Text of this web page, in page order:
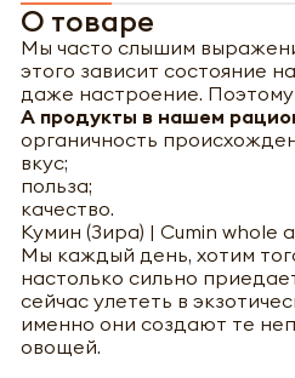
О товаре
Мы часто слышим
этого зависит состояние
даже настроение.
А продукты в нашем
органичность
вкус;
польза;
качество.
Кумин (Зира) | Cumin
Мы каждый день, хотим
настолько сильно
сейчас улететь в
именно они создают те
овощей.